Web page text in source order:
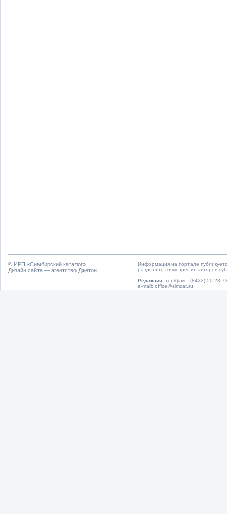
© ИРП «Симбирский каталог»
Дизайн сайта — агентство Джетон
Информация на портале
разделять точку зрения авторов
Редакция: тел/факс: (8422) 50-23-
e-mail: office@simcat.ru